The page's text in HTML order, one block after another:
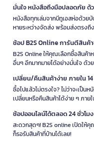
มั่นใจ หนังสือถึงมือปลอดภัย ด้
หนังสือทุกเล่มจากบีทูเอสห่อด้วย
หายระหว่างจัดส่ง พร้อมส่งตรง
ช้อป B2S Online การันตีสินค้
B2S Online ให้คุณเลือกซื้อสินค้า
อื่นๆ อีกมากมายได้อย่างมั่นใจ ด้
เปลี่ยน/คืนสินค้าง่าย ภายใน
ซื้อไปแล้วไม่ตรงใจ? ไม่ว่าจะเป็
เปลี่ยนหรือคืนสินค้าได้ง่าย ๆ ภาย
ช้อปออนไลน์ได้ตลอด 24 ชั่วโม
สะดวกสุดๆ! B2S online เปิดให้
ก็รอรับสินค้าที่บ้านได้เลย!